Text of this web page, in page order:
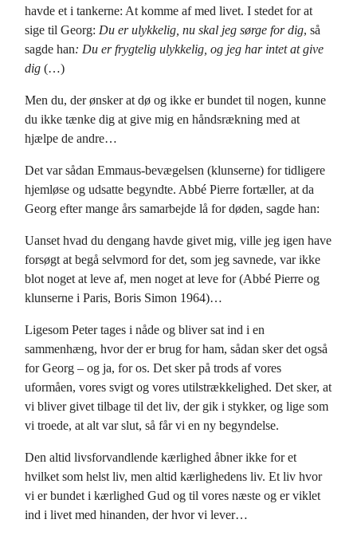
havde et i tankerne: At komme af med livet. I stedet for at
sige til Georg: Du er ulykkelig, nu skal jeg sørge for dig, så
sagde han: Du er frygtelig ulykkelig, og jeg har intet at give
dig (…)
Men du, der ønsker at dø og ikke er bundet til nogen, kunne
du ikke tænke dig at give mig en håndsrækning med at
hjælpe de andre…
Det var sådan Emmaus-bevægelsen (klunserne) for tidligere
hjemløse og udsatte begyndte. Abbé Pierre fortæller, at da
Georg efter mange års samarbejde lå for døden, sagde han:
Uanset hvad du dengang havde givet mig, ville jeg igen have
forsøgt at begå selvmord for det, som jeg savnede, var ikke
blot noget at leve af, men noget at leve for (Abbé Pierre og
klunserne i Paris, Boris Simon 1964)…
Ligesom Peter tages i nåde og bliver sat ind i en
sammenhæng, hvor der er brug for ham, sådan sker det også
for Georg – og ja, for os. Det sker på trods af vores
uformåen, vores svigt og vores utilstrækkelighed. Det sker, at
vi bliver givet tilbage til det liv, der gik i stykker, og lige som
vi troede, at alt var slut, så får vi en ny begyndelse.
Den altid livsforvandlende kærlighed åbner ikke for et
hvilket som helst liv, men altid kærlighedens liv. Et liv hvor
vi er bundet i kærlighed Gud og til vores næste og er viklet
ind i livet med hinanden, der hvor vi lever…